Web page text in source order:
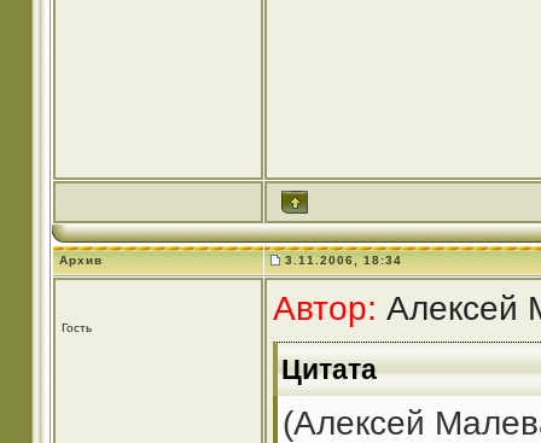
Архив 3.11.2006, 18:34
Гость
Автор: Алексей
Цитата
(Алексей